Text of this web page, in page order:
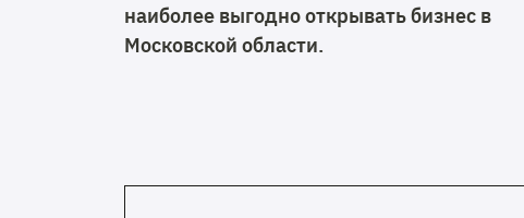
наиболее выгодно открывать бизнес в
Московской области.